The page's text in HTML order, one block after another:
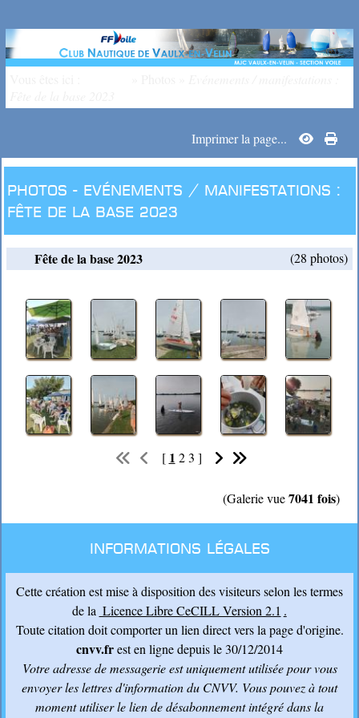
Imprimer la page...
Photos - Evénements / manifestations :
Fête de la base 2023
Fête de la base 2023 (28 photos)
[ 1 2 3 ]
(Galerie vue7041 fois)
Informations légales
Cette création est mise à disposition des visiteurs selon les termes
de la Licence Libre CeCILL Version 2.1 .
Toute citation doit comporter un lien direct vers la page d'origine.
cnvv.frest en ligne depuis le 30/12/2014
Votre adresse de messagerie est uniquement utilisée pour vous
envoyer les lettres d'information du CNVV. Vous pouvez à tout
moment utiliser le lien de désabonnement intégré dans la